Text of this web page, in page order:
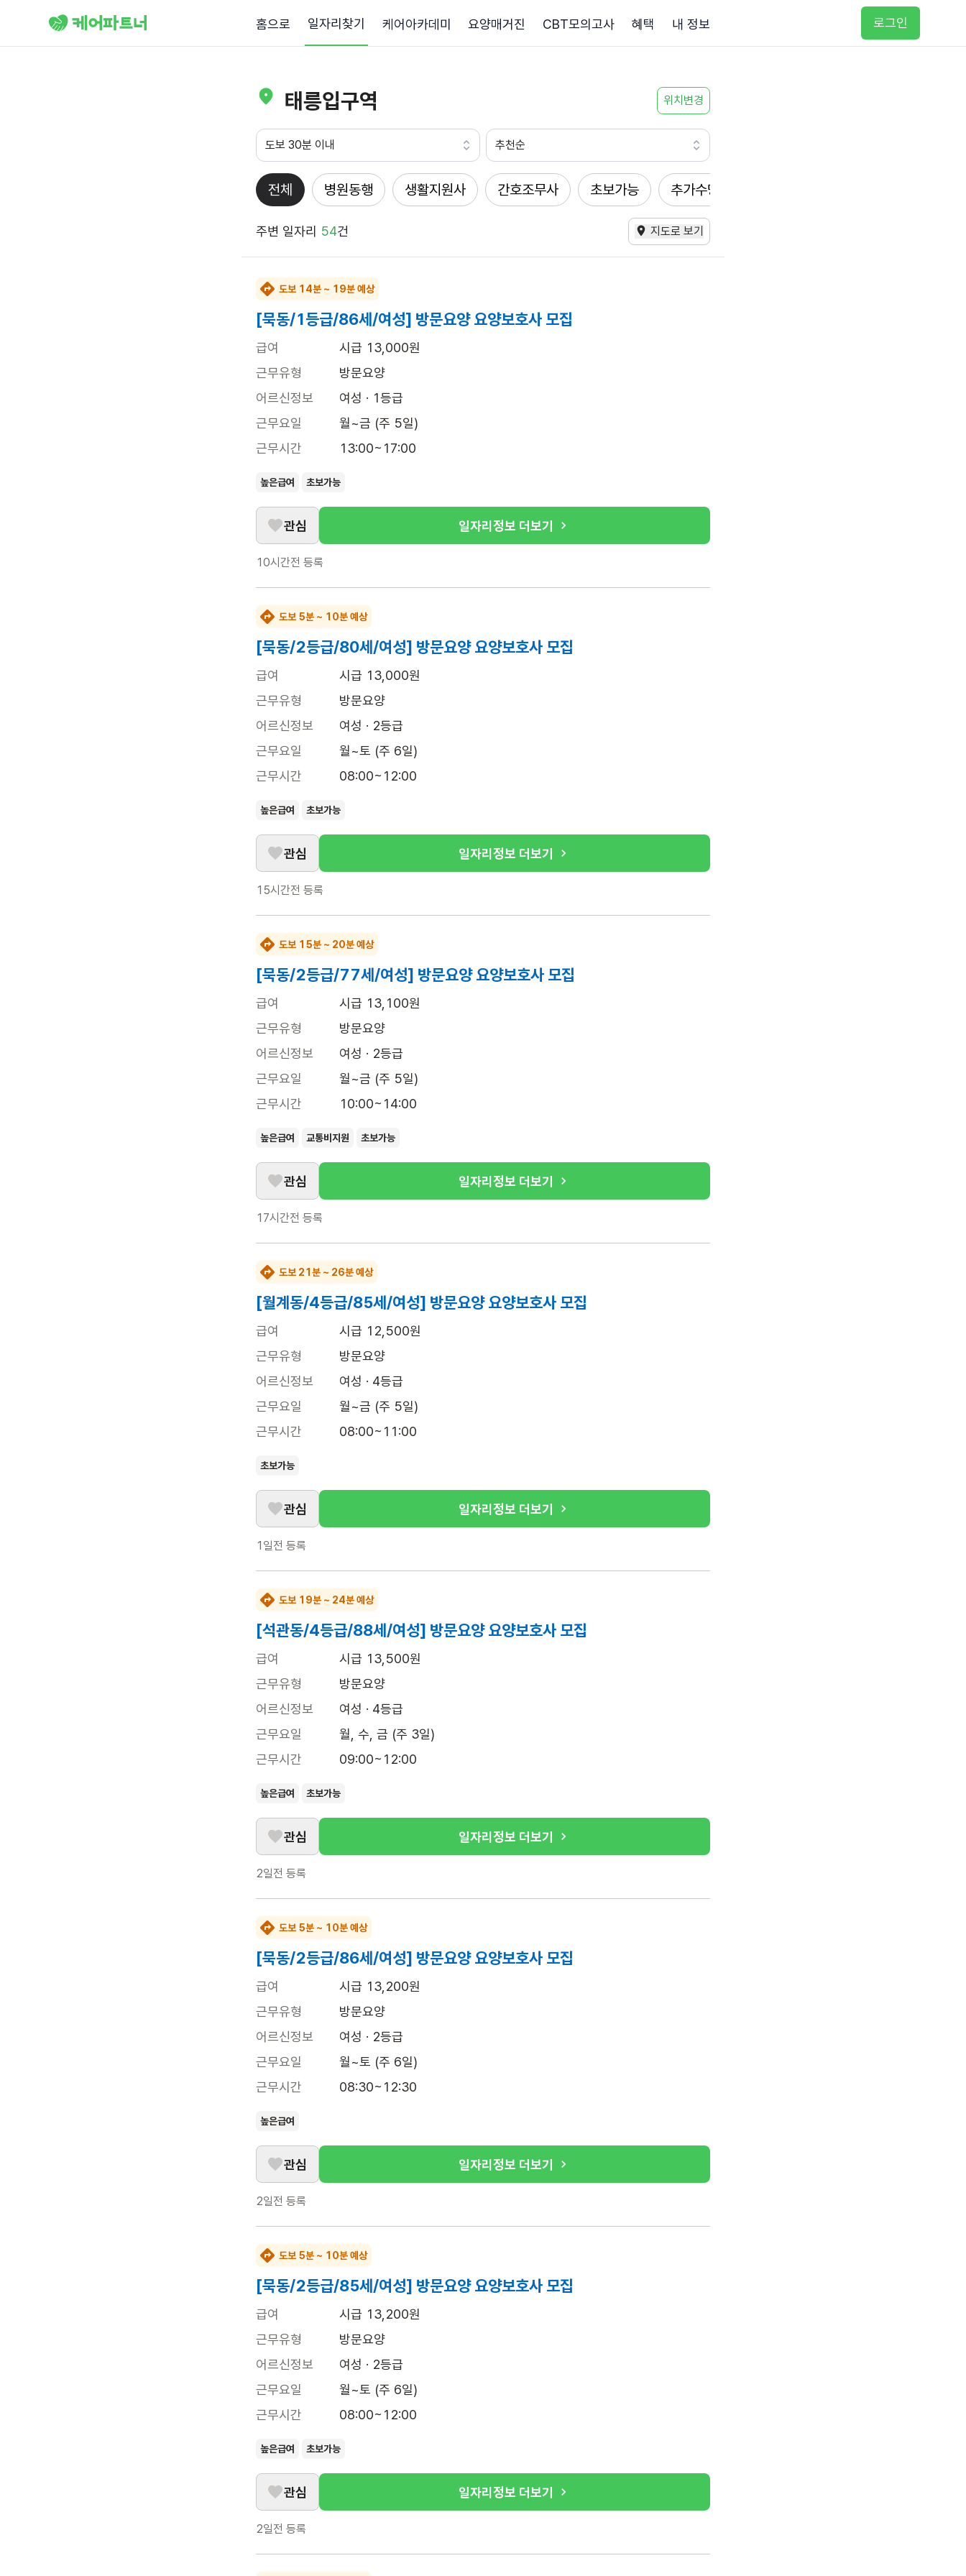
홈으로 일자리찾기 케어아카데미 요양매거진 CBT모의고사 혜택 내 정보 로그인
태릉입구역 위치변경
도보 30분 이내 추천순
전체 병원동행 생활지원사 간호조무사 초보가능 추가수당
주변 일자리 54건 지도로 보기
도보 14분 ~ 19분 예상
[묵동/1등급/86세/여성] 방문요양 요양보호사 모집
급여
시급 13,000원
근무유형
방문요양
어르신정보
여성 · 1등급
근무요일
월~금 (주 5일)
근무시간
13:00~17:00
높은급여 초보가능
관심 일자리정보 더보기
10시간전 등록
도보 5분 ~ 10분 예상
[묵동/2등급/80세/여성] 방문요양 요양보호사 모집
급여
시급 13,000원
근무유형
방문요양
어르신정보
여성 · 2등급
근무요일
월~토 (주 6일)
근무시간
08:00~12:00
높은급여 초보가능
관심 일자리정보 더보기
15시간전 등록
도보 15분 ~ 20분 예상
[묵동/2등급/77세/여성] 방문요양 요양보호사 모집
급여
시급 13,100원
근무유형
방문요양
어르신정보
여성 · 2등급
근무요일
월~금 (주 5일)
근무시간
10:00~14:00
높은급여 교통비지원 초보가능
관심 일자리정보 더보기
17시간전 등록
도보 21분 ~ 26분 예상
[월계동/4등급/85세/여성] 방문요양 요양보호사 모집
급여
시급 12,500원
근무유형
방문요양
어르신정보
여성 · 4등급
근무요일
월~금 (주 5일)
근무시간
08:00~11:00
초보가능
관심 일자리정보 더보기
1일전 등록
도보 19분 ~ 24분 예상
[석관동/4등급/88세/여성] 방문요양 요양보호사 모집
급여
시급 13,500원
근무유형
방문요양
어르신정보
여성 · 4등급
근무요일
월, 수, 금 (주 3일)
근무시간
09:00~12:00
높은급여 초보가능
관심 일자리정보 더보기
2일전 등록
도보 5분 ~ 10분 예상
[묵동/2등급/86세/여성] 방문요양 요양보호사 모집
급여
시급 13,200원
근무유형
방문요양
어르신정보
여성 · 2등급
근무요일
월~토 (주 6일)
근무시간
08:30~12:30
높은급여
관심 일자리정보 더보기
2일전 등록
도보 5분 ~ 10분 예상
[묵동/2등급/85세/여성] 방문요양 요양보호사 모집
급여
시급 13,200원
근무유형
방문요양
어르신정보
여성 · 2등급
근무요일
월~토 (주 6일)
근무시간
08:00~12:00
높은급여 초보가능
관심 일자리정보 더보기
2일전 등록